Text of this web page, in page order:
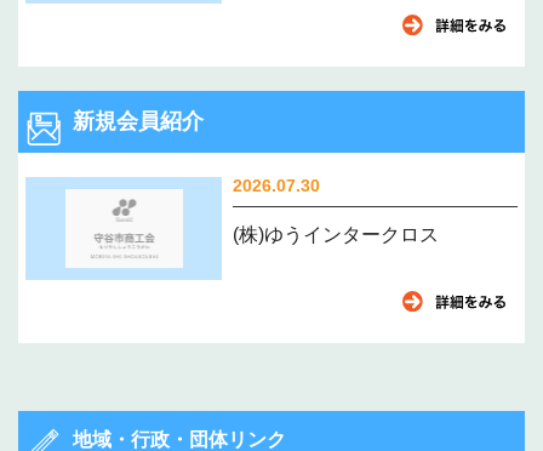
新規会員紹介
2026.07.30
(株)ゆうインタークロス
地域・行政・団体リンク